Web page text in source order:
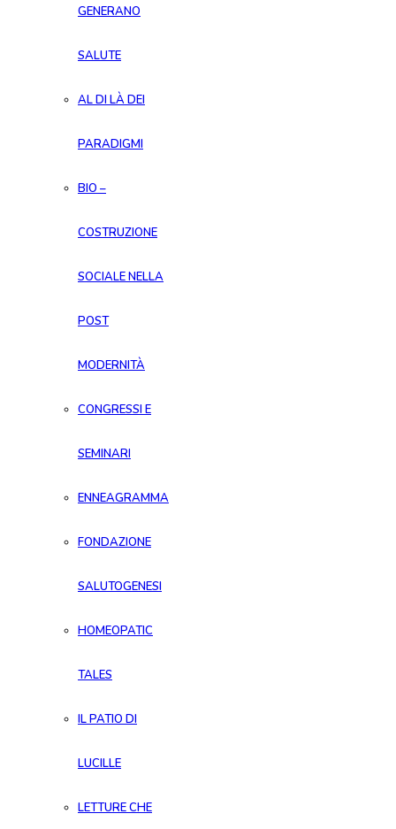
GENERANO
SALUTE
AL DI LÀ DEI
PARADIGMI
BIO –
COSTRUZIONE
SOCIALE NELLA
POST
MODERNITÀ
CONGRESSI E
SEMINARI
ENNEAGRAMMA
FONDAZIONE
SALUTOGENESI
HOMEOPATIC
TALES
IL PATIO DI
LUCILLE
LETTURE CHE